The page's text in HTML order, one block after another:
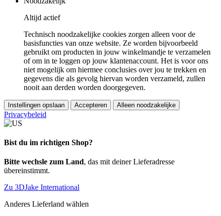
Altijd actief
Technisch noodzakelijke cookies zorgen alleen voor de
basisfuncties van onze website. Ze worden bijvoorbeeld
gebruikt om producten in jouw winkelmandje te verzamelen
of om in te loggen op jouw klantenaccount. Het is voor ons
niet mogelijk om hiermee conclusies over jou te trekken en
gegevens die als gevolg hiervan worden verzameld, zullen
nooit aan derden worden doorgegeven.
Instellingen opslaan Accepteren Alleen noodzakelijke
Privacybeleid
Bist du im richtigen Shop?
Bitte wechsle zum Land, das mit deiner Lieferadresse
übereinstimmt.
Zu 3DJake International
Anderes Lieferland wählen